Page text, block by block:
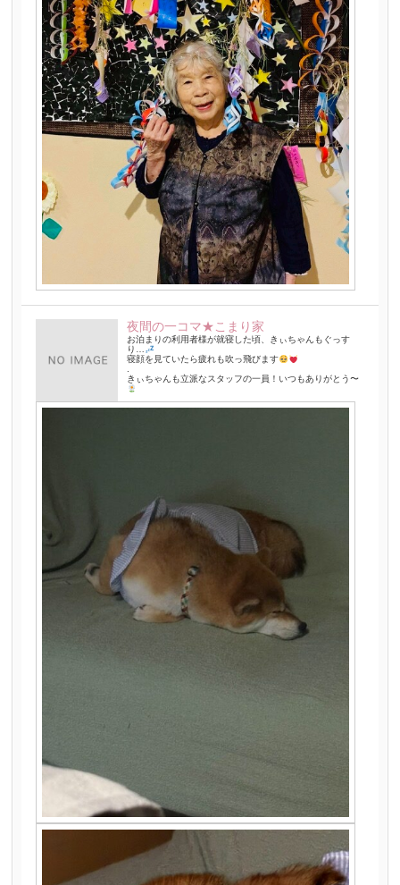
夜間の一コマ★こまり家
お泊まりの利用者様が就寝した頃、きぃちゃんもぐっす
り…
寝顔を見ていたら疲れも吹っ飛びます
.
きぃちゃんも立派なスタッフの一員！いつもありがとう〜